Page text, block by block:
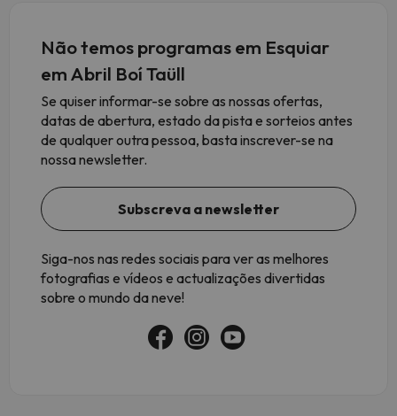
Não temos programas em Esquiar
em Abril Boí Taüll
Se quiser informar-se sobre as nossas ofertas,
datas de abertura, estado da pista e sorteios antes
de qualquer outra pessoa, basta inscrever-se na
nossa newsletter.
Subscreva a newsletter
Siga-nos nas redes sociais para ver as melhores
fotografias e vídeos e actualizações divertidas
sobre o mundo da neve!